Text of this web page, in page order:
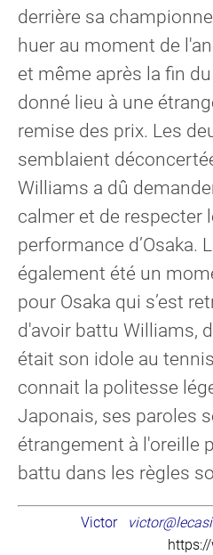
derrière sa
huer au moment de
et même après la fin
donné lieu à une
remise des prix. Les
semblaient
Williams a dû
calmer et de respecter
performance d’Osaka.
également été un
pour Osaka qui s’est
d'avoir battu Williams,
était son idole au
connait la politesse
Japonais, ses paroles
étrangement à l'oreille
battu dans les règles
Victor